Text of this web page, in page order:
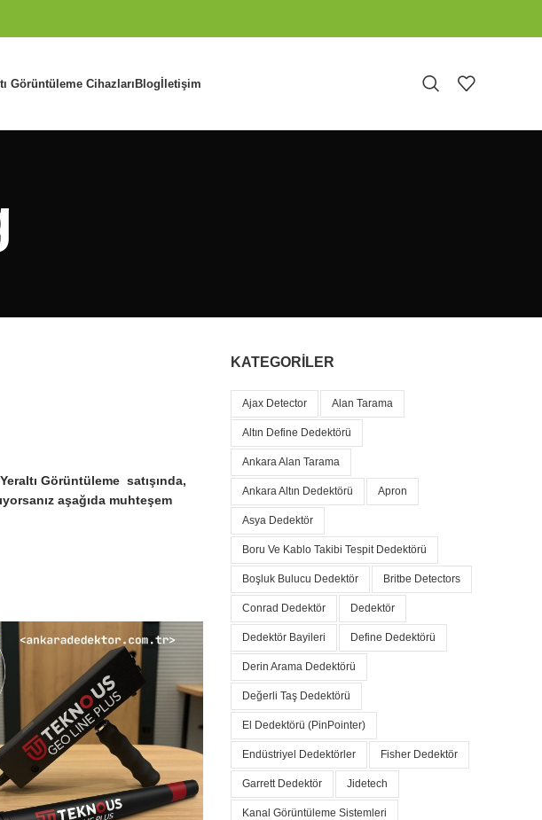
Görüntüleme CihazlarıBlogİletişim
Görüntüleme satışında,
aşağıda muhteşem
KATEGORİLER
Ajax Detector Alan Tarama
Altın Define Dedektörü
Ankara Alan Tarama
Ankara Altın Dedektörü Apron
Asya Dedektör
Boru Ve Kablo Takibi Tespit Dedektörü
Boşluk Bulucu Dedektör Britbe Detectors
Conrad Dedektör Dedektör
Dedektör Bayileri Define Dedektörü
Derin Arama Dedektörü
Değerli Taş Dedektörü
El Dedektörü (PinPointer)
Endüstriyel Dedektörler Fisher Dedektör
Garrett Dedektör Jidetech
Kanal Görüntüleme Sistemleri